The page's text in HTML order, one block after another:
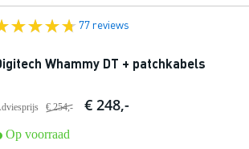
77 reviews
Whammy DT + patchkabels
€ 254,- € 248,-
Op voorraad